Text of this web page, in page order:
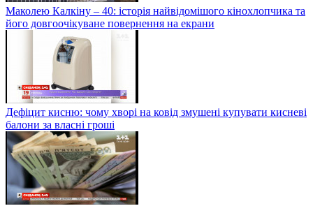
Маколею Калкіну – 40: історія найвідомішого кінохлопчика та
його довгоочікуване повернення на екрани
Дефіцит кисню: чому хворі на ковід змушені купувати кисневі
балони за власні гроші